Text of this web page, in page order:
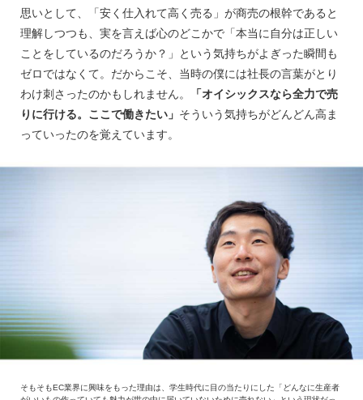
思いとして、「安く仕入れて高く売る」が商売の根幹であると
理解しつつも、実を言えば心のどこかで「本当に自分は正しい
ことをしているのだろうか？」という気持ちがよぎった瞬間も
ゼロではなくて。だからこそ、当時の僕には社長の言葉がとり
わけ刺さったのかもしれません。
「オイシックスなら全力で売
りに行ける。ここで働きたい」 そういう気持ちがどんどん高ま
っていったのを覚えています。
そもそもEC業界に興味をもった理由は、学生時代に目の当たりにした「どんなに生産者